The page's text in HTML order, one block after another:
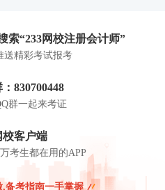
索“233网校注册会计师”
送精彩考试报考
830700448
群一起来考证
校客户端
考生都在用的APP
备考指南一手掌握